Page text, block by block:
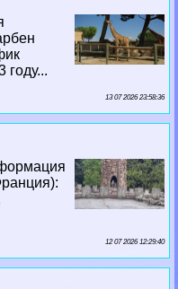
году...
13 07 2026 23:58:36
12 07 2026 12:29:40